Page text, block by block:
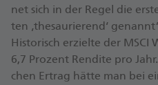
net sich in der Regel die
ten ‚the­sau­ri­erend‘
His­to­risch er­ziel­te der MSCI
6,7 Pro­zent Ren­di­te pro
chen Er­trag hätte man bei